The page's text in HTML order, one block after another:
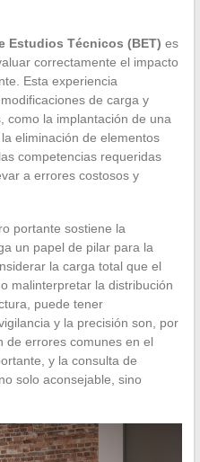
Estudios Técnicos (BET) es
correctamente el impacto
Esta experiencia
de carga y
como la implantación de una
eliminación de elementos
competencias requeridas
a errores costosos y
portante sostiene la
un papel de pilar para la
la carga total que el
malinterpretar la distribución
puede tener
y la precisión son, por
de errores comunes en el
y la consulta de
solo aconsejable, sino